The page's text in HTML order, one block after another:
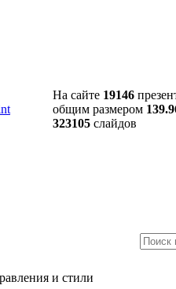
На сайте 19146
общим размером
323105 слайдов
и стили